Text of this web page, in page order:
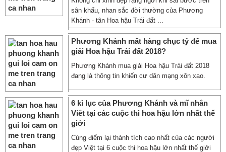
sân khấu, nhan sắc đời thường của Phương
Khánh - tân Hoa hậu Trái đất ...
Phương Khánh mất hàng chục tỷ để mua
giải Hoa hậu Trái đất 2018?
Phương Khánh mua giải Hoa hậu Trái đất 2018
đang là thông tin khiến cư dân mạng xôn xao.
6 kỉ lục của Phương Khánh và mĩ nhân
Viêt tại các cuộc thi hoa hậu lớn nhất thế
giới
Cùng điểm lại thành tích cao nhất của các người
đẹp Việt tại 6 cuộc thi hoa hậu lớn nhất thế giới